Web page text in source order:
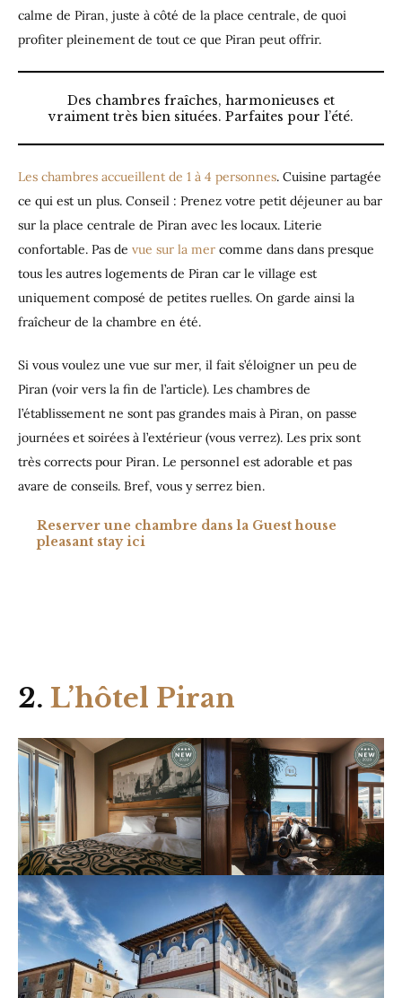
calme de Piran, juste à côté de la place centrale, de quoi
profiter pleinement de tout ce que Piran peut offrir.
Des chambres fraîches, harmonieuses et
vraiment très bien situées. Parfaites pour l’été.
Les chambres accueillent de 1 à 4 personnes. Cuisine partagée
ce qui est un plus. Conseil : Prenez votre petit déjeuner au bar
sur la place centrale de Piran avec les locaux. Literie
confortable. Pas de vue sur la mer comme dans dans presque
tous les autres logements de Piran car le village est
uniquement composé de petites ruelles. On garde ainsi la
fraîcheur de la chambre en été.
Si vous voulez une vue sur mer, il fait s’éloigner un peu de
Piran (voir vers la fin de l’article). Les chambres de
l’établissement ne sont pas grandes mais à Piran, on passe
journées et soirées à l’extérieur (vous verrez). Les prix sont
très corrects pour Piran. Le personnel est adorable et pas
avare de conseils. Bref, vous y serrez bien.
Reserver une chambre dans la Guest house
pleasant stay ici
2. L’hôtel Piran